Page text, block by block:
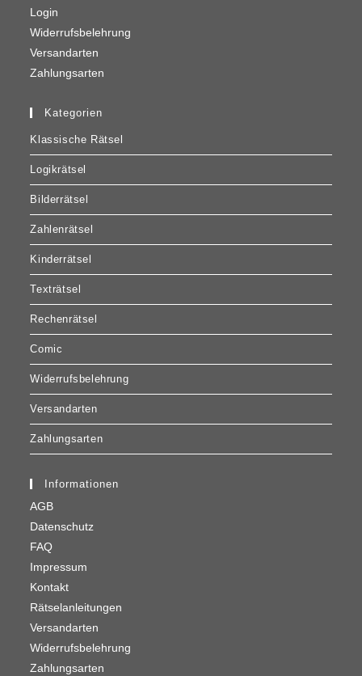
Login
Widerrufsbelehrung
Versandarten
Zahlungsarten
Kategorien
Klassische Rätsel
Logikrätsel
Bilderrätsel
Zahlenrätsel
Kinderrätsel
Texträtsel
Rechenrätsel
Comic
Widerrufsbelehrung
Versandarten
Zahlungsarten
Informationen
AGB
Datenschutz
FAQ
Impressum
Kontakt
Rätselanleitungen
Versandarten
Widerrufsbelehrung
Zahlungsarten